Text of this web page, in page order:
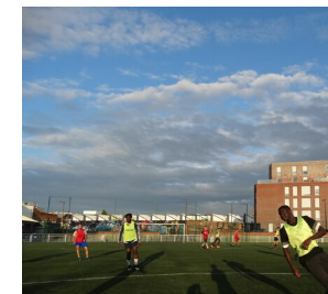
–
Arras
juillet
2021
–
Quelle
place
pour
les